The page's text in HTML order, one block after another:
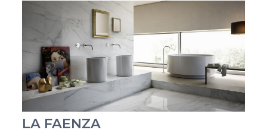
LA FAENZA